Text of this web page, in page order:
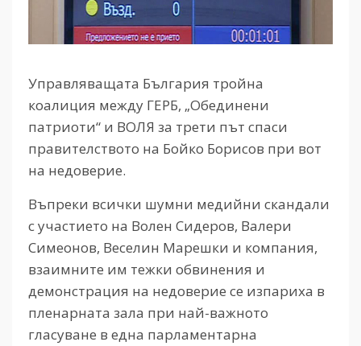
Управляващата България тройна
коалиция между ГЕРБ, „Обединени
патриоти“ и ВОЛЯ за трети път спаси
правителството на Бойко Борисов при вот
на недоверие.
Въпреки всички шумни медийни скандали
с участието на Волен Сидеров, Валери
Симеонов, Веселин Марешки и компания,
взаимните им тежки обвинения и
демонстрация на недоверие се изпариха в
пленарната зала при най-важното
гласуване в една парламентарна